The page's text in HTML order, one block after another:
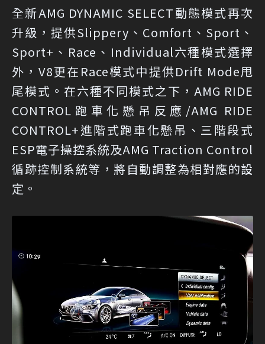
全新AMG DYNAMIC SELECT動態模式再次
升級，提供Slippery、Comfort、Sport、
Sport+、Race、Individual六種模式選擇
外，V8更在Race模式中提供Drift Mode甩
尾模式。在六種不同模式之下，AMG RIDE
CONTROL跑車化懸吊反應/AMG RIDE
CONTROL+進階式跑車化懸吊、三階段式
ESP電子操控系統及AMG Traction Control
循跡控制系統等，將自動調整為相對應的設
定。